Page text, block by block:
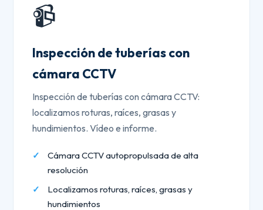
📹
Inspección de tuberías con
cámara CCTV
Inspección de tuberías con cámara CCTV:
localizamos roturas, raíces, grasas y
hundimientos. Vídeo e informe.
Cámara CCTV autopropulsada de alta
resolución
Localizamos roturas, raíces, grasas y
hundimientos